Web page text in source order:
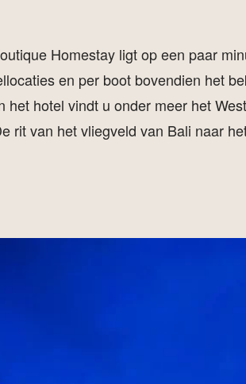
Homestay ligt op een paar
en per boot bovendien het
het hotel vindt u onder meer het
rit van het vliegveld van Bali naar